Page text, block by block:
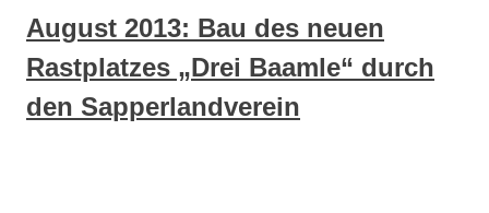
August 2013: Bau des neuen
Rastplatzes „Drei Baamle“ durch
den Sapperlandverein